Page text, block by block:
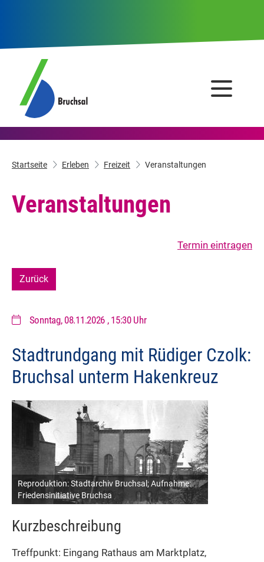
Startseite Erleben Freizeit Veranstaltungen
Veranstaltungen
Termin eintragen
Zurück
Sonntag, 08.11.2026 , 15:30 Uhr
Stadtrundgang mit Rüdiger Czolk:
Bruchsal unterm Hakenkreuz
Reproduktion: Stadtarchiv Bruchsal; Aufnahme:
Friedensinitiative Bruchsa
Kurzbeschreibung
Treffpunkt: Eingang Rathaus am Marktplatz,